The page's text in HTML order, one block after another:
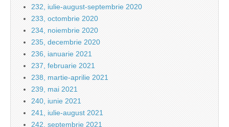
232, iulie-august-septembrie 2020
233, octombrie 2020
234, noiembrie 2020
235, decembrie 2020
236, ianuarie 2021
237, februarie 2021
238, martie-aprilie 2021
239, mai 2021
240, iunie 2021
241, iulie-august 2021
242, septembrie 2021